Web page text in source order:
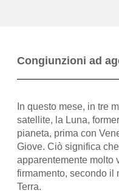
Congiunzioni ad
In questo mese, in tre
satellite, la Luna,
pianeta, prima con
Giove. Ciò significa
apparentemente molto
firmamento, secondo il
Terra.